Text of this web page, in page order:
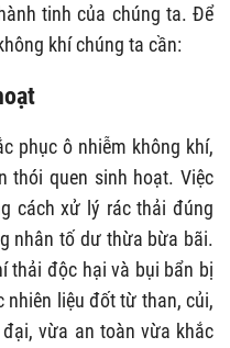
tinh của chúng ta. Để
khí chúng ta cần:
phục ô nhiễm không khí,
thói quen sinh hoạt. Việc
cách xử lý rác thải đúng
nhân tố dư thừa bừa bãi.
thải độc hại và bụi bẩn bị
nhiên liệu đốt từ than, củi,
vừa an toàn vừa khắc